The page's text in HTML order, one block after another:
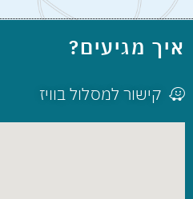
איך מגיעים?
קישור למסלול בוויז